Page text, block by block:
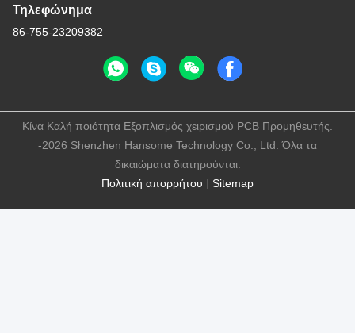
Τηλεφώνημα
86-755-23209382
Πολιτική απορρήτου | Sitemap
Κίνα Καλή ποιότητα Εξοπλισμός χειρισμού PCB Προμηθευτής.
-2026 Shenzhen Hansome Technology Co., Ltd. Όλα τα
δικαιώματα διατηρούνται.